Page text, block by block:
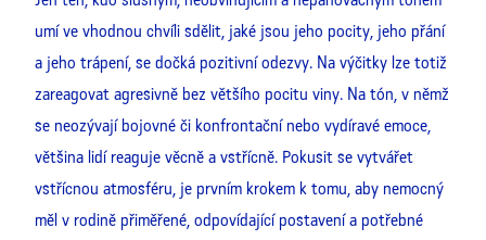
umí ve vhodnou chvíli sdělit, jaké jsou jeho pocity, jeho přání
a jeho trápení, se dočká pozitivní odezvy. Na výčitky lze totiž
zareagovat agresivně bez většího pocitu viny. Na tón, v němž
se neozývají bojovné či konfrontační nebo vydíravé emoce,
většina lidí reaguje věcně a vstřícně. Pokusit se vytvářet
vstřícnou atmosféru, je prvním krokem k tomu, aby nemocný
měl v rodině přiměřené, odpovídající postavení a potřebné